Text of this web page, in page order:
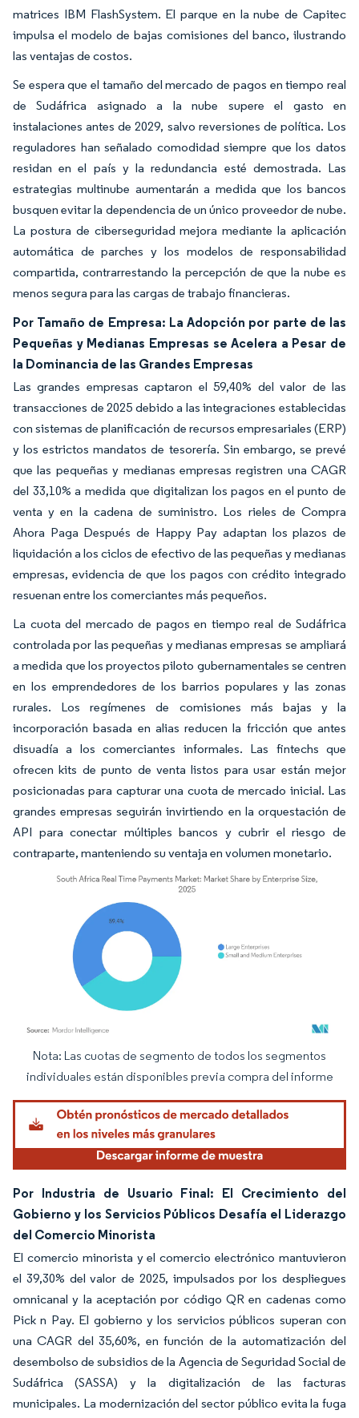
matrices IBM FlashSystem. El parque en la nube de Capitec
impulsa el modelo de bajas comisiones del banco, ilustrando
las ventajas de costos.
Se espera que el tamaño del mercado de pagos en tiempo real
de Sudáfrica asignado a la nube supere el gasto en
instalaciones antes de 2029, salvo reversiones de política. Los
reguladores han señalado comodidad siempre que los datos
residan en el país y la redundancia esté demostrada. Las
estrategias multinube aumentarán a medida que los bancos
busquen evitar la dependencia de un único proveedor de nube.
La postura de ciberseguridad mejora mediante la aplicación
automática de parches y los modelos de responsabilidad
compartida, contrarrestando la percepción de que la nube es
menos segura para las cargas de trabajo financieras.
Por Tamaño de Empresa: La Adopción por parte de las
Pequeñas y Medianas Empresas se Acelera a Pesar de
la Dominancia de las Grandes Empresas
Las grandes empresas captaron el 59,40% del valor de las
transacciones de 2025 debido a las integraciones establecidas
con sistemas de planificación de recursos empresariales (ERP)
y los estrictos mandatos de tesorería. Sin embargo, se prevé
que las pequeñas y medianas empresas registren una CAGR
del 33,10% a medida que digitalizan los pagos en el punto de
venta y en la cadena de suministro. Los rieles de Compra
Ahora Paga Después de Happy Pay adaptan los plazos de
liquidación a los ciclos de efectivo de las pequeñas y medianas
empresas, evidencia de que los pagos con crédito integrado
resuenan entre los comerciantes más pequeños.
La cuota del mercado de pagos en tiempo real de Sudáfrica
controlada por las pequeñas y medianas empresas se ampliará
a medida que los proyectos piloto gubernamentales se centren
en los emprendedores de los barrios populares y las zonas
rurales. Los regímenes de comisiones más bajas y la
incorporación basada en alias reducen la fricción que antes
disuadía a los comerciantes informales. Las fintechs que
ofrecen kits de punto de venta listos para usar están mejor
posicionadas para capturar una cuota de mercado inicial. Las
grandes empresas seguirán invirtiendo en la orquestación de
API para conectar múltiples bancos y cubrir el riesgo de
contraparte, manteniendo su ventaja en volumen monetario.
Imagen © Mordor Intelligence. El uso requiere atribución según CC BY 4.0.
Nota: Las cuotas de segmento de todos los segmentos
individuales están disponibles previa compra del informe
Por Industria de Usuario Final: El Crecimiento del
Gobierno y los Servicios Públicos Desafía el Liderazgo
del Comercio Minorista
El comercio minorista y el comercio electrónico mantuvieron
el 39,30% del valor de 2025, impulsados por los despliegues
omnicanal y la aceptación por código QR en cadenas como
Pick n Pay. El gobierno y los servicios públicos superan con
una CAGR del 35,60%, en función de la automatización del
desembolso de subsidios de la Agencia de Seguridad Social de
Sudáfrica (SASSA) y la digitalización de las facturas
municipales. La modernización del sector público evita la fuga